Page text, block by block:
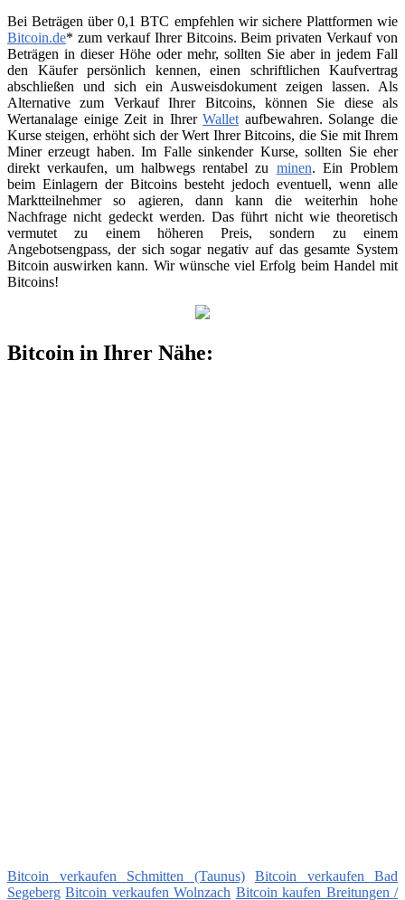
Bei Beträgen über 0,1 BTC empfehlen wir sichere Plattformen wie
Bitcoin.de* zum verkauf Ihrer Bitcoins. Beim privaten Verkauf von
Beträgen in dieser Höhe oder mehr, sollten Sie aber in jedem Fall
den Käufer persönlich kennen, einen schriftlichen Kaufvertrag
abschließen und sich ein Ausweisdokument zeigen lassen. Als
Alternative zum Verkauf Ihrer Bitcoins, können Sie diese als
Wertanalage einige Zeit in IhrerWallet aufbewahren. Solange die
Kurse steigen, erhöht sich der Wert Ihrer Bitcoins, die Sie mit Ihrem
Miner erzeugt haben. Im Falle sinkender Kurse, sollten Sie eher
direkt verkaufen, um halbwegs rentabel zu minen. Ein Problem
beim Einlagern der Bitcoins besteht jedoch eventuell, wenn alle
Marktteilnehmer so agieren, dann kann die weiterhin hohe
Nachfrage nicht gedeckt werden. Das führt nicht wie theoretisch
vermutet zu einem höheren Preis, sondern zu einem
Angebotsengpass, der sich sogar negativ auf das gesamte System
Bitcoin auswirken kann. Wir wünsche viel Erfolg beim Handel mit
Bitcoins!
Bitcoin in Ihrer Nähe:
Bitcoin verkaufen Schmitten (Taunus)
Bitcoin verkaufen Bad
Segeberg Bitcoin verkaufen Wolnzach Bitcoin kaufen Breitungen /